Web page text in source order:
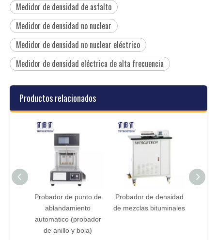
Medidor de densidad de asfalto
Medidor de densidad no nuclear
Medidor de densidad no nuclear eléctrico
Medidor de densidad eléctrica de alta frecuencia
Productos relacionados
Probador de punto de
ablandamiento
automático (probador
de anillo y bola)
Probador de densidad
de mezclas bituminales